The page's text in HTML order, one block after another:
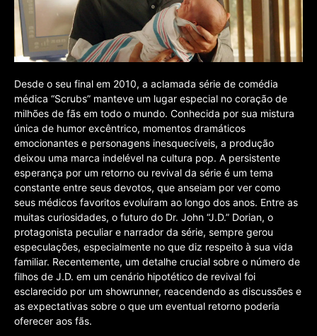
Desde o seu final em 2010, a aclamada série de comédia
médica “Scrubs” manteve um lugar especial no coração de
milhões de fãs em todo o mundo. Conhecida por sua mistura
única de humor excêntrico, momentos dramáticos
emocionantes e personagens inesquecíveis, a produção
deixou uma marca indelével na cultura pop. A persistente
esperança por um retorno ou revival da série é um tema
constante entre seus devotos, que anseiam por ver como
seus médicos favoritos evoluíram ao longo dos anos. Entre as
muitas curiosidades, o futuro do Dr. John “J.D.” Dorian, o
protagonista peculiar e narrador da série, sempre gerou
especulações, especialmente no que diz respeito à sua vida
familiar. Recentemente, um detalhe crucial sobre o número de
filhos de J.D. em um cenário hipotético de revival foi
esclarecido por um showrunner, reacendendo as discussões e
as expectativas sobre o que um eventual retorno poderia
oferecer aos fãs.